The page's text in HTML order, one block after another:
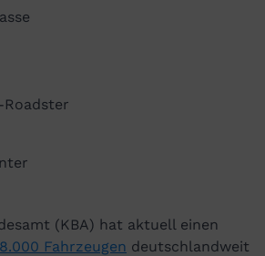
Roadster
(KBA) hat aktuell einen
Fahrzeugen deutschlandweit